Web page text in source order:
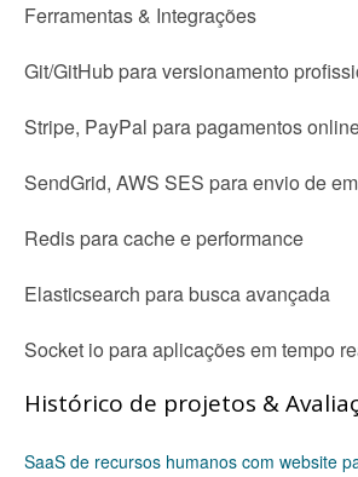
Ferramentas & Integrações
Git/GitHub para versionamento
Stripe, PayPal para pagamentos
SendGrid, AWS SES para envio de
Redis para cache e performance
Elasticsearch para busca avançada
Socket io para aplicações em tempo
Histórico de projetos &
SaaS de recursos humanos com website